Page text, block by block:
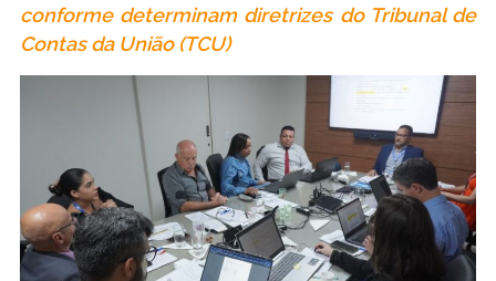
conforme determinam diretrizes do Tribunal de
Contas da União (TCU)